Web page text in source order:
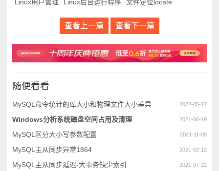
Linux用户管理
Linux后台运行程序 文件定位locate
查看上一篇 查看下一篇
随便看看
2022-05-17
MySQL命令统计的库大小和物理文件大小差异
2021-06-19
Windows分析系统磁盘空间占用及清理
2021-11-09
MySQL区分大小写参数配置
2021-02-12
MySQL主从同步异常1864
2021-07-22
MySQL主从同步延迟-大事务缺少索引